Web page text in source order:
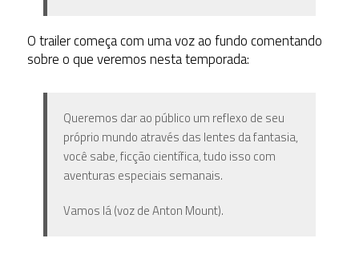
O trailer começa com uma voz ao fundo comentando
sobre o que veremos nesta temporada:
Queremos dar ao público um reflexo de seu
próprio mundo através das lentes da fantasia,
você sabe, ficção científica, tudo isso com
aventuras especiais semanais.
Vamos lá (voz de Anton Mount).